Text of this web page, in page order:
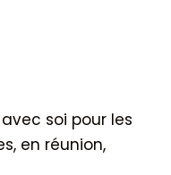
soi pour les
en réunion,